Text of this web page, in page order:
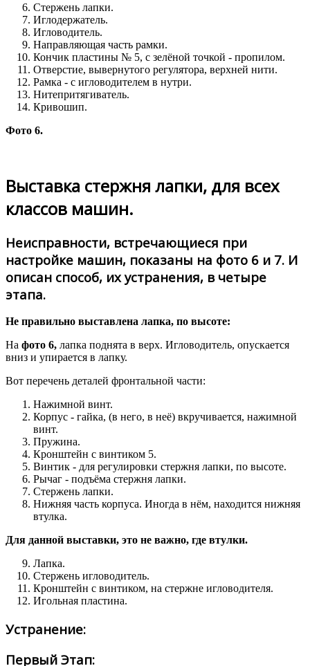
Стержень лапки.
Иглодержатель.
Игловодитель.
Направляющая часть рамки.
Кончик пластины № 5, с зелёной точкой - пропилом.
Отверстие, вывернутого регулятора, верхней нити.
Рамка - с игловодителем в нутри.
Нитепритягиватель.
Кривошип.
Фото 6.
Выставка стержня лапки, для всех
классов машин.
Неисправности, встречающиеся при
настройке машин, показаны на фото 6 и 7. И
описан способ, их устранения, в четыре
этапа.
Не правильно выставлена лапка, по высоте:
На фото 6, лапка поднята в верх. Игловодитель, опускается
вниз и упирается в лапку.
Вот перечень деталей фронтальной части:
Нажимной винт.
Корпус - гайка, (в него, в неё) вкручивается, нажимной
винт.
Пружина.
Кронштейн с винтиком 5.
Винтик - для регулировки стержня лапки, по высоте.
Рычаг - подъёма стержня лапки.
Стержень лапки.
Нижняя часть корпуса. Иногда в нём, находится нижняя
втулка.
Для данной выставки, это не важно, где втулки.
Лапка.
Стержень игловодитель.
Кронштейн с винтиком, на стержне игловодителя.
Игольная пластина.
Устранение:
Первый Этап: